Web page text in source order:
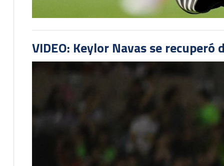
VIDEO: Keylor Navas se